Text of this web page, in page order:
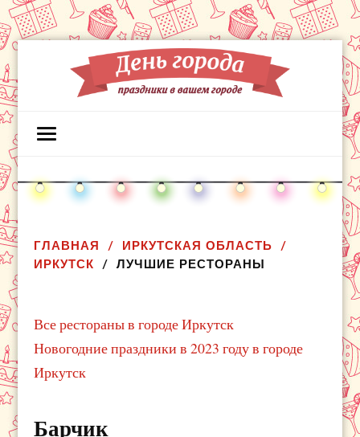
ГЛАВНАЯ
ИРКУТСКАЯ ОБЛАСТЬ
ИРКУТСК
ЛУЧШИЕ РЕСТОРАНЫ
Все рестораны в городе Иркутск
Новогодние праздники в 2023 году в городе
Иркутск
Барчик